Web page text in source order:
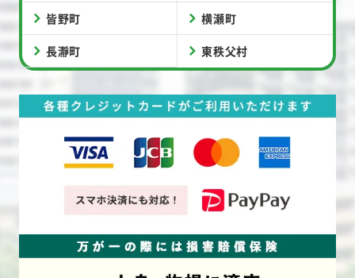
皆野町 横瀬町
長瀞町 東秩父村